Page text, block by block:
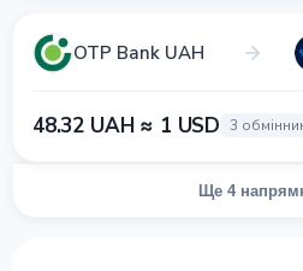
OTP Bank UAH
48.32 UAH ≈ 1 USD 3
Ще 4